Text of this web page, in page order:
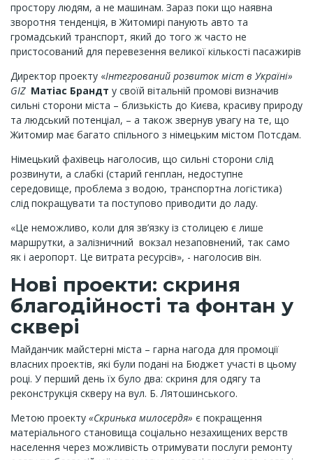
простору людям, а не машинам. Зараз поки що наявна
зворотня тенденція, в Житомирі панують авто та
громадський транспорт, який до того ж часто не
пристосований для перевезення великої кількості пасажирів
Директор проекту «Інтегрований розвиток міст в Україні»
GIZ Матіас Брандт у своїй вітальній промові визначив
сильні сторони міста – близькість до Києва, красиву природу
та людський потенціал, – а також звернув увагу на те, що
Житомир має багато спільного з німецьким містом Потсдам.
Німецький фахівець наголосив, що сильні сторони слід
розвинути, а слабкі (старий генплан, недоступне
середовище, проблема з водою, транспортна логістика)
слід покращувати та поступово приводити до ладу.
«Це неможливо, коли для зв’язку із столицею є лише
маршрутки, а залізничний вокзал незаповнений, так само
як і аеропорт. Це витрата ресурсів», - наголосив він.
Нові проекти: скриня
благодійності та фонтан у
сквері
Майданчик майстерні міста – гарна нагода для промоції
власних проектів, які були подані на Бюджет участі в цьому
році. У перший день їх було два: скриня для одягу та
реконструкція скверу на вул. Б. Лятошинського.
Метою проекту «Скринька милосердя» є покращення
матеріального становища соціально незахищених верств
населення через можливість отримувати послуги ремонту